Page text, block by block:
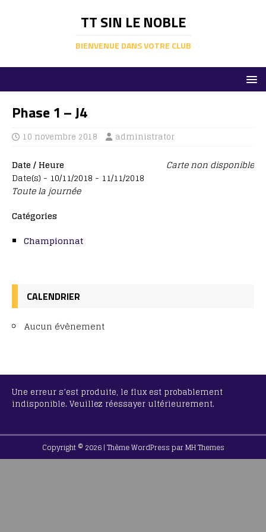
TT SIN LE NOBLE
BIENVENUE DANS VOTRE CLUB
Phase 1 – J4
10 novembre 2018 administrator
Carte non disponible
Date / Heure
Date(s) - 10/11/2018 - 11/11/2018
Toute la journée
Catégories
Championnat
CALENDRIER
Aucun évènement
Une erreur s’est produite, le flux est probablement
indisponible. Veuillez réessayer ultérieurement.
Copyright © 2026 | Thème WordPress parMH Themes